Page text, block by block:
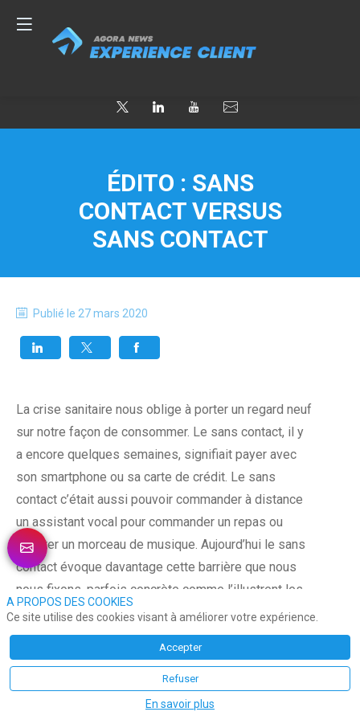
ÉDITO : SANS
CONTACT VERSUS
SANS CONTACT
Publié le 27 mars 2020
La crise sanitaire nous oblige à porter un regard neuf
sur notre façon de consommer. Le sans contact, il y
a encore quelques semaines, signifiait payer avec
son smartphone ou sa carte de crédit. Le sans
contact c’était aussi pouvoir commander à distance
un assistant vocal pour commander un repas ou
écouter un morceau de musique. Aujourd’hui le sans
contact évoque davantage cette barrière que nous
nous fixons, parfois concrète comme l’illustrent les
panneaux mis en place dans les commerces de
bouche et les enseignes de grande distribution.
Parfois de façon invisible lorsqu’il s’agit de mettre
en place des gestes barrières ou tout simplement
d’éviter la discussion courtoise que l’on aurait pu
A PROPOS DES COOKIES
Ce site utilise des cookies visant à améliorer votre expérience.
Accepter
Refuser
En savoir plus